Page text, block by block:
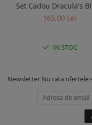
Set Cadou Dracula's
165,00 Lei
IN STOC
Newsletter Nu rata ofertele